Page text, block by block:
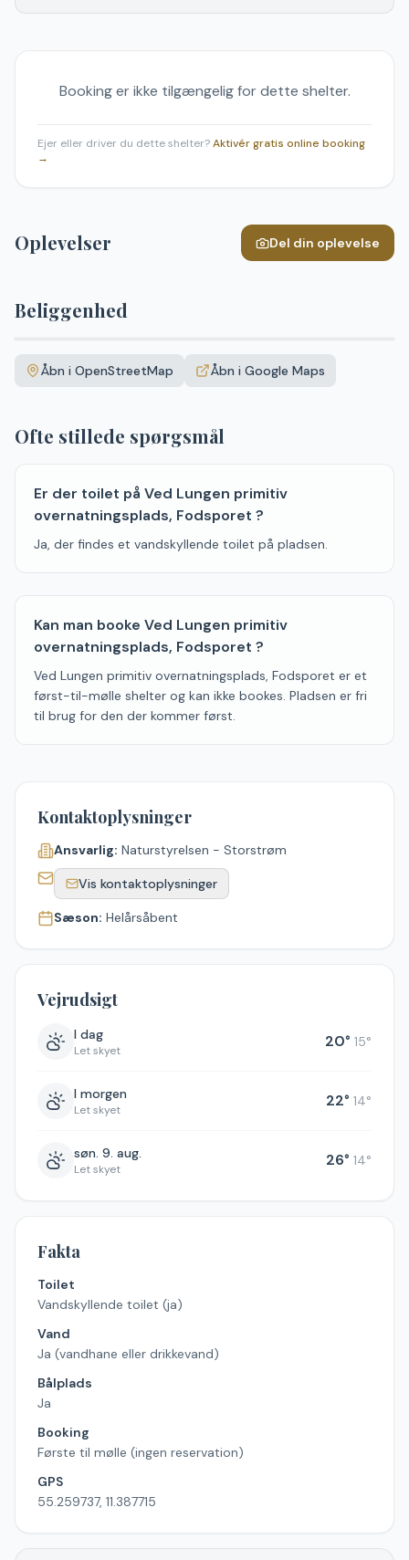
Booking er ikke tilgængelig for dette shelter.
Ejer eller driver du dette shelter?Aktivér gratis online booking
→
Oplevelser Del din oplevelse
Beliggenhed
+Åbn i OpenStreetMap Åbn i Google Maps
Ofte stillede spørgsmål
Er der toilet på Ved Lungen primitiv
overnatningsplads, Fodsporet ?
Ja, der findes et vandskyllende toilet på pladsen.
Kan man booke Ved Lungen primitiv
overnatningsplads, Fodsporet ?
Ved Lungen primitiv overnatningsplads, Fodsporet er et
først-til-mølle shelter og kan ikke bookes. Pladsen er fri
til brug for den der kommer først.
Kontaktoplysninger
Ansvarlig: Naturstyrelsen - Storstrøm
Vis kontaktoplysninger
Sæson: Helårsåbent
Vejrudsigt
I dag
Let skyet 20° 15°
I morgen
Let skyet 22° 14°
søn. 9. aug.
Let skyet 26° 14°
Fakta
Toilet
Vandskyllende toilet (ja)
Vand
Ja (vandhane eller drikkevand)
Bålplads
Ja
Booking
Første til mølle (ingen reservation)
GPS
55.259737, 11.387715